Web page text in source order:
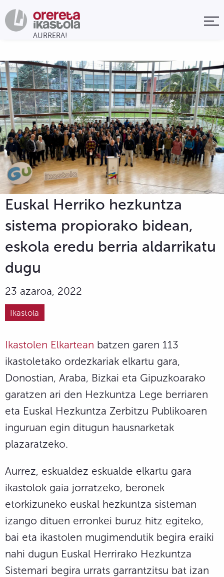
Euskal Herriko hezkuntza
sistema propiorako bidean,
eskola eredu berria aldarrikatu
dugu
23 azaroa, 2022
Ikastola
Ikastolen Elkartean batzen garen 113
ikastoletako ordezkariak elkartu gara,
Donostian, Araba, Bizkai eta Gipuzkoarako
garatzen ari den Hezkuntza Lege berriaren
eta Euskal Hezkuntza Zerbitzu Publikoaren
inguruan egin ditugun hausnarketak
plazaratzeko.
Aurrez, eskualdez eskualde elkartu gara
ikastolok gaia jorratzeko, beronek
etorkizuneko euskal hezkuntza sisteman
izango dituen erronkei buruz hitz egiteko,
bai eta ikastolen mugimendutik begira eraiki
nahi dugun Euskal Herrirako Hezkuntza
Sistemari begira urrats garrantzitsu bat izan